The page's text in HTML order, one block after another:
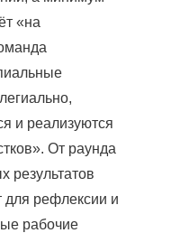
«на
и реализуются
От раунда
результатов
для рефлексии и
рабочие